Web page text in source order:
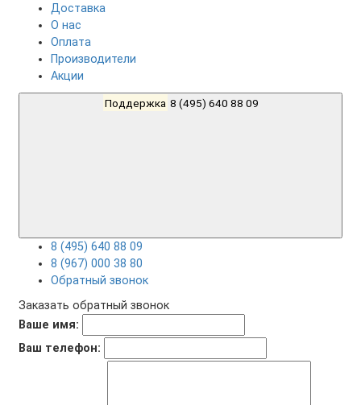
Доставка
О нас
Оплата
Производители
Акции
Поддержка
8 (495) 640 88 09
8 (967) 000 38 80
Обратный звонок
Заказать обратный звонок
Ваше имя:
Ваш телефон: